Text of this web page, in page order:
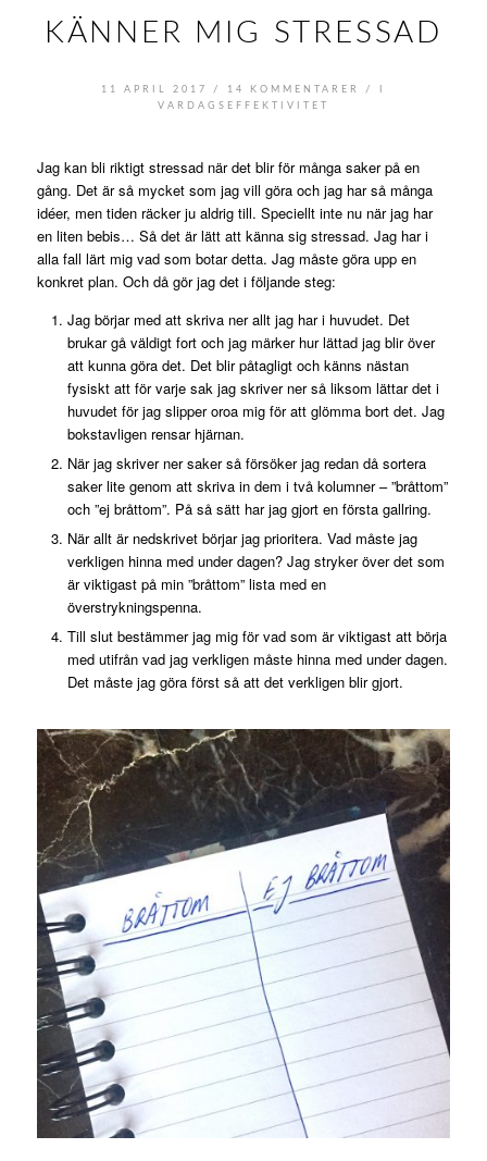
KÄNNER MIG STRESSAD
11 APRIL 2017 / 14 KOMMENTARER /
VARDAGSEFFEKTIVITET
Jag kan bli riktigt stressad när det blir för många saker på en
gång. Det är så mycket som jag vill göra och jag har så många
idéer, men tiden räcker ju aldrig till. Speciellt inte nu när jag har
en liten bebis… Så det är lätt att känna sig stressad. Jag har i
alla fall lärt mig vad som botar detta. Jag måste göra upp en
konkret plan. Och då gör jag det i följande steg:
Jag börjar med att skriva ner allt jag har i huvudet. Det
brukar gå väldigt fort och jag märker hur lättad jag blir över
att kunna göra det. Det blir påtagligt och känns nästan
fysiskt att för varje sak jag skriver ner så liksom lättar det i
huvudet för jag slipper oroa mig för att glömma bort det. Jag
bokstavligen rensar hjärnan.
När jag skriver ner saker så försöker jag redan då sortera
saker lite genom att skriva in dem i två kolumner – ”bråttom”
och ”ej bråttom”. På så sätt har jag gjort en första gallring.
När allt är nedskrivet börjar jag prioritera. Vad måste jag
verkligen hinna med under dagen? Jag stryker över det som
är viktigast på min ”bråttom” lista med en
överstrykningspenna.
Till slut bestämmer jag mig för vad som är viktigast att börja
med utifrån vad jag verkligen måste hinna med under dagen.
Det måste jag göra först så att det verkligen blir gjort.